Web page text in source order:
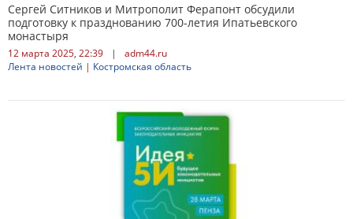
Сергей Ситников и Митрополит Ферапонт обсудили
подготовку к празднованию 700-летия Ипатьевского
монастыря
12 марта 2025, 22:39 |
adm44.ru
Лента новостей | Костромская область